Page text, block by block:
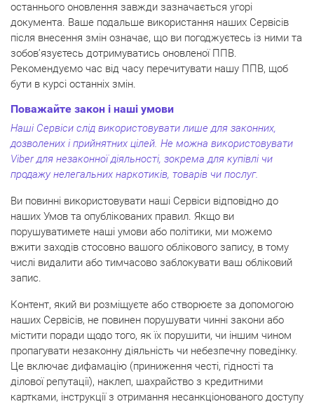
останнього оновлення завжди зазначається угорі
документа. Ваше подальше використання наших Сервісів
після внесення змін означає, що ви погоджуєтесь із ними та
зобов’язуєтесь дотримуватись оновленої ППВ.
Рекомендуємо час від часу перечитувати нашу ППВ, щоб
бути в курсі останніх змін.
Поважайте закон і наші умови
Наші Сервіси слід використовувати лише для законних,
дозволених і прийнятних цілей. Не можна використовувати
Viber для незаконної діяльності, зокрема для купівлі чи
продажу нелегальних наркотиків, товарів чи послуг.
Ви повинні використовувати наші Сервіси відповідно до
наших Умов та опублікованих правил. Якщо ви
порушуватимете наші умови або політики, ми можемо
вжити заходів стосовно вашого облікового запису, в тому
числі видалити або тимчасово заблокувати ваш обліковий
запис.
Контент, який ви розміщуєте або створюєте за допомогою
наших Сервісів, не повинен порушувати чинні закони або
містити поради щодо того, як їх порушити, чи іншим чином
пропагувати незаконну діяльність чи небезпечну поведінку.
Це включає дифамацію (приниження честі, гідності та
ділової репутації), наклеп, шахрайство з кредитними
картками, інструкції з отримання несанкціонованого доступу